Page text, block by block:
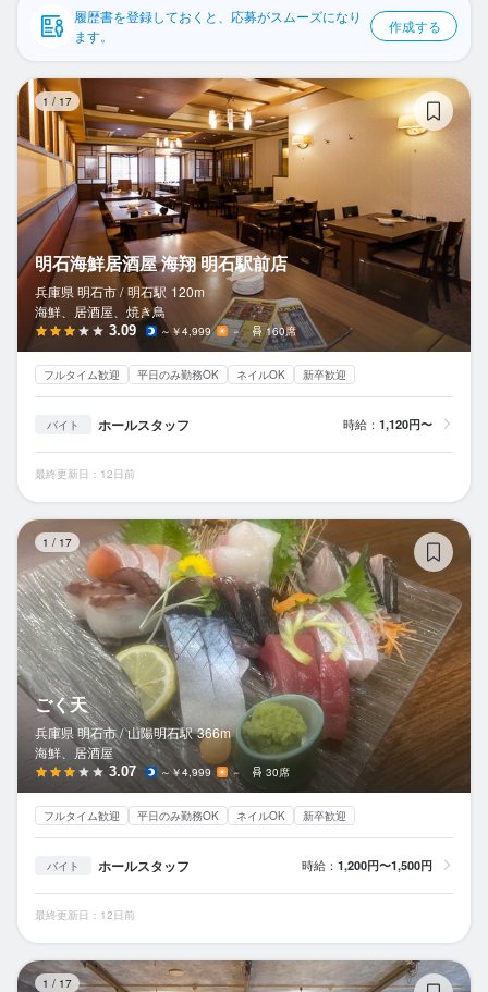
企業情報
履歴書を登録しておくと、応募がスムーズになり
ます。
作成する
1 / 17
明石海鮮居酒屋 海翔 明石駅前店
兵庫県 明石市 / 明石駅 120m
海鮮、居酒屋、焼き鳥
3.09 ～￥4,999 － 160席
フルタイム歓迎 平日のみ勤務OK ネイルOK 新卒歓迎
バイト ホールスタッフ 時給： 1,120円〜
最終更新日：12日前
1 / 17
ごく天
兵庫県 明石市 / 山陽明石駅 366m
海鮮、居酒屋
3.07 ～￥4,999 － 30席
フルタイム歓迎 平日のみ勤務OK ネイルOK 新卒歓迎
バイト ホールスタッフ 時給： 1,200円〜1,500円
最終更新日：12日前
1 / 17